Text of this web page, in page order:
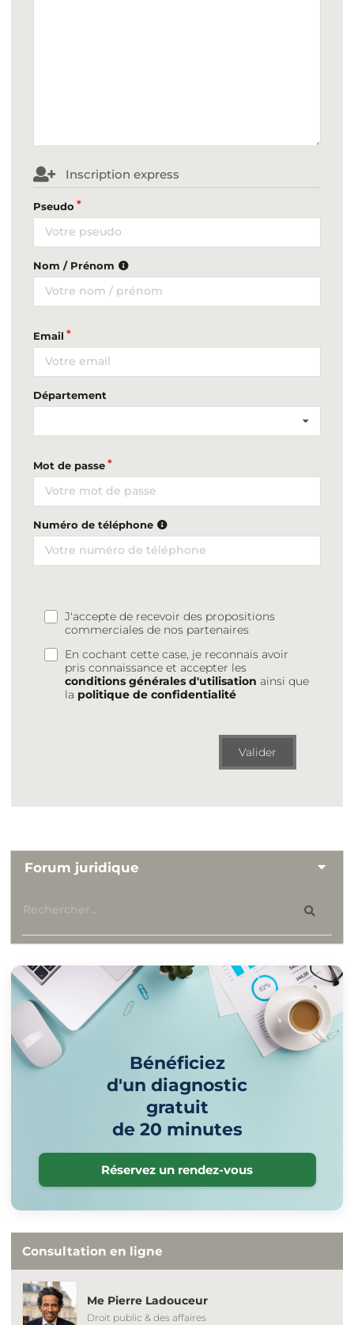
Inscription express
Pseudo
Nom / Prénom
Email
Département
Mot de passe
Numéro de téléphone
J'accepte de recevoir des propositions
commerciales de nos partenaires
En cochant cette case, je reconnais avoir
pris connaissance et accepter les
conditions générales d'utilisation ainsi que
la politique de confidentialité
Valider
Forum juridique
Bénéficiez
d'un diagnostic
gratuit
de 20 minutes
Réservez un rendez-vous
Consultation en ligne
Me Pierre Ladouceur
Droit public & des affaires